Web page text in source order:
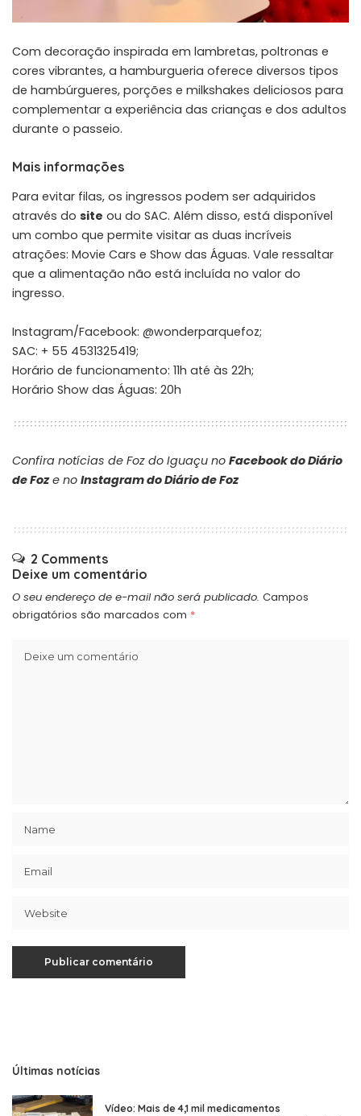
Com decoração inspirada em lambretas, poltronas e
cores vibrantes, a hamburgueria oferece diversos tipos
de hambúrgueres, porções e milkshakes deliciosos para
complementar a experiência das crianças e dos adultos
durante o passeio.
Mais informações
Para evitar filas, os ingressos podem ser adquiridos
através do site ou do SAC. Além disso, está disponível
um combo que permite visitar as duas incríveis
atrações: Movie Cars e Show das Águas. Vale ressaltar
que a alimentação não está incluída no valor do
ingresso.
Instagram/Facebook: @wonderparquefoz;
SAC: + 55 4531325419;
Horário de funcionamento: 11h até às 22h;
Horário Show das Águas: 20h
Confira notícias de Foz do Iguaçu no Facebook do Diário
de Foze no Instagram do Diário de Foz
2 Comments
Deixe um comentário
O seu endereço de e-mail não será publicado. Campos
obrigatórios são marcados com *
Últimas notícias
Vídeo: Mais de 4,1 mil medicamentos